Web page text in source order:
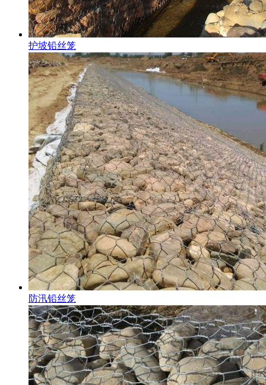
护坡铅丝笼
防汛铅丝笼